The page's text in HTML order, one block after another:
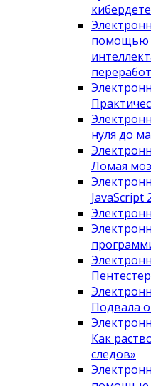
помощью
нуля до
Ломая
JavaScript
Подвала
Как
следов»